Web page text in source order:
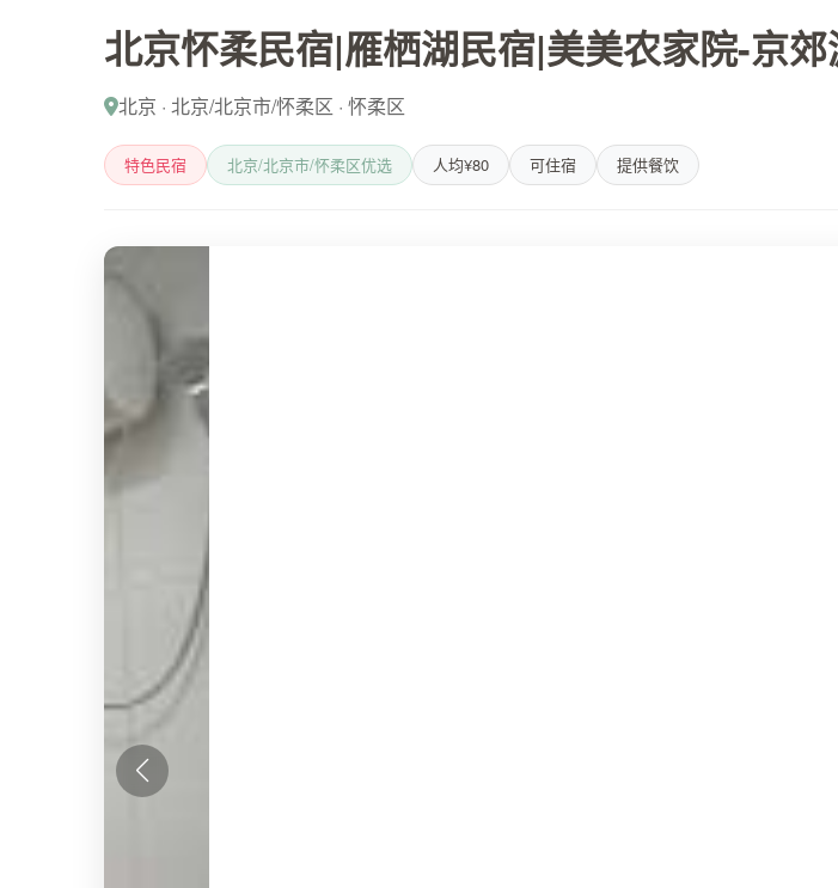
北京怀柔民宿|雁栖湖民宿|美美农家院-京
北京 · 北京/北京市/怀柔区 · 怀柔区
特色民宿 北京/北京市/怀柔区优选 人均¥80 可住宿 提供餐饮